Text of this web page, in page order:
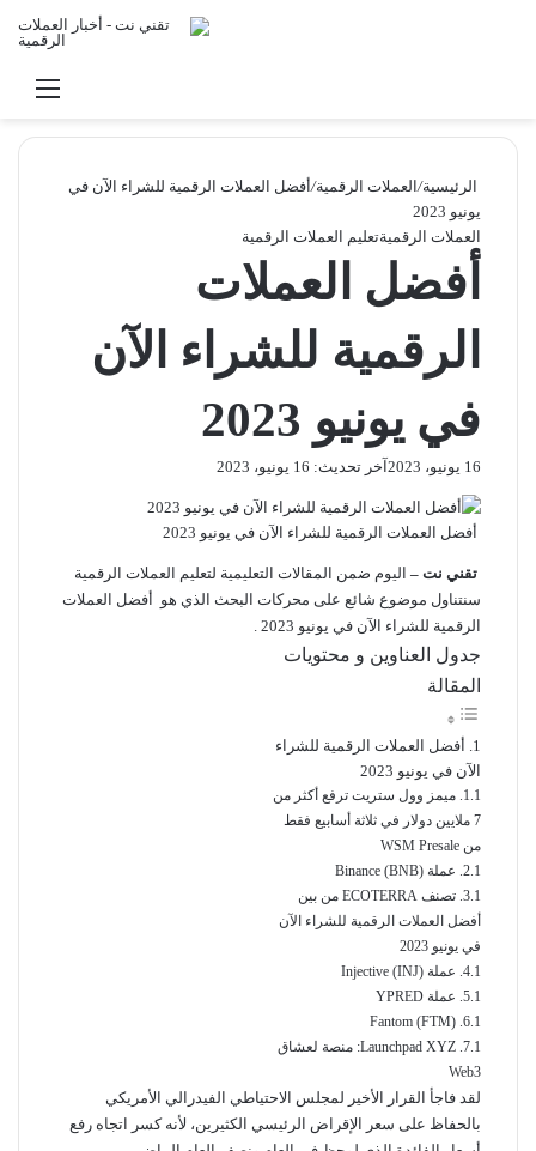
الرئيسية/العملات الرقمية/أفضل العملات الرقمية للشراء الآن في
يونيو 2023
العملات الرقميةتعليم العملات الرقمية
أفضل العملات
الرقمية للشراء الآن
في يونيو 2023
16 يونيو، 2023 آخر تحديث: 16 يونيو، 2023
أفضل العملات الرقمية للشراء الآن في يونيو 2023
تقني نت – اليوم ضمن المقالات التعليمية لتعليم العملات الرقمية
سنتناول موضوع شائع على محركات البحث الذي هو أفضل العملات
الرقمية للشراء الآن في يونيو 2023 .
جدول العناوين و محتويات
المقالة
أفضل العملات الرقمية للشراء
الآن في يونيو 2023
ميمز وول ستريت ترفع أكثر من
7 ملايين دولار في ثلاثة أسابيع فقط
من WSM Presale
عملة Binance (BNB)
تصنف ECOTERRA من بين
أفضل العملات الرقمية للشراء الآن
في يونيو 2023
عملة Injective (INJ)
عملة YPRED
Fantom (FTM)
Launchpad XYZ: منصة لعشاق
Web3
لقد فاجأ القرار الأخير لمجلس الاحتياطي الفيدرالي الأمريكي
بالحفاظ على سعر الإقراض الرئيسي الكثيرين، لأنه كسر اتجاه رفع